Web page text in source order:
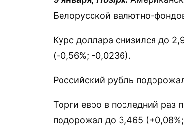
Белорусской валютно-
Курс доллара снизился до
(-0,56%; -0,0236).
Российский рубль
Торги евро в последний раз
подорожал до 3,465